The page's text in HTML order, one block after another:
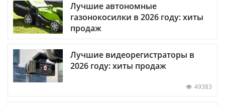
Лучшие автономные
газонокосилки в 2026 году: хиты
продаж
Лучшие видеорегистраторы в
2026 году: хиты продаж
49383